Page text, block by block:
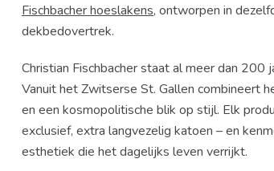
Fischbacher hoeslakens, ontworpen in
dekbedovertrek.
Christian Fischbacherstaat al meer dan 200
Vanuit het Zwitserse St. Gallen combineert
en een kosmopolitische blik op stijl. Elk
exclusief, extra langvezelig katoen – en
esthetiek die het dagelijks leven verrijkt.